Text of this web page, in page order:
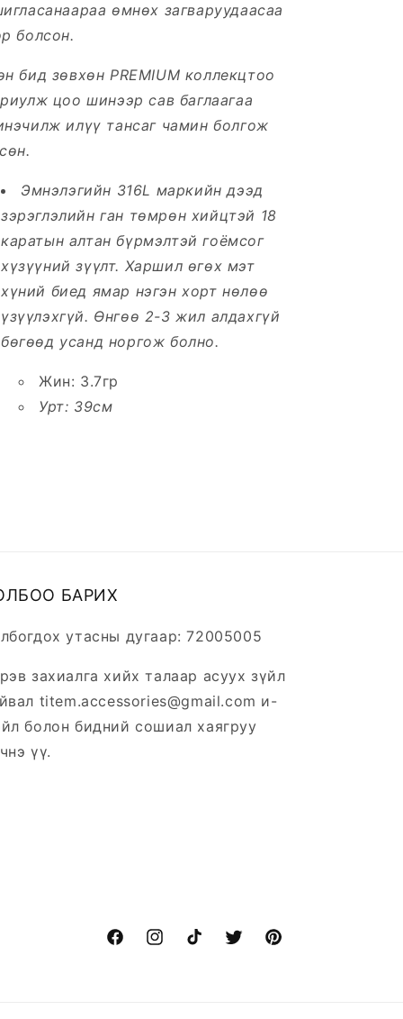
өмнөх загваруудаасаа
болсон.
бид зөвхөн PREMIUM коллекцтоо
цоо шинээр сав баглаагаа
илүү тансаг чамин болгож
Эмнэлэгийн 316L маркийн дээд
зэрэглэлийн ган төмрөн хийцтэй 18
каратын алтан бүрмэлтэй гоёмсог
хүзүүний зүүлт. Харшил өгөх мэт
хүний биед ямар нэгэн хорт нөлөө
үзүүлэхгүй. Өнгөө 2-3 жил алдахгүй
бөгөөд усанд норгож болно.
Жин: 3.7гр
Урт: 39см
БАРИХ
утасны дугаар: 72005005
захиалга хийх талаар асуух зүйл
titem.accessories@gmail.com и-
болон бидний сошиал хаягруу
үү.
FacebookInstagramTikTok TwitterPinterest